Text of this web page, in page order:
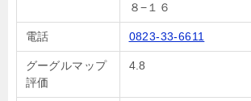
８−１６
電話 0823-33-6611
グーグルマップ
評価
4.8